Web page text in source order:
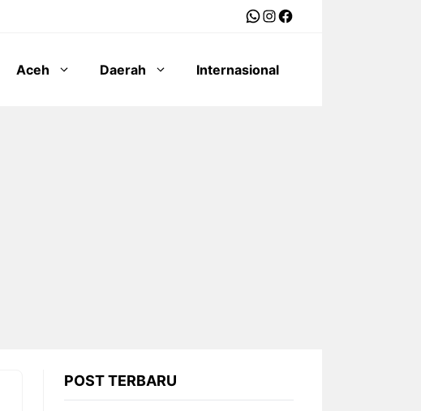
WhatsApp
Instagram
Facebook
Aceh Daerah Internasional
POST TERBARU